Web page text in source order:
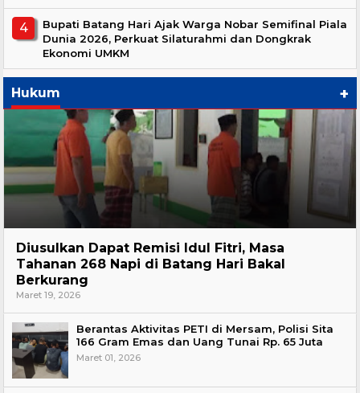
Bupati Batang Hari Ajak Warga Nobar Semifinal Piala
Dunia 2026, Perkuat Silaturahmi dan Dongkrak
Ekonomi UMKM
Hukum +
Diusulkan Dapat Remisi Idul Fitri, Masa
Tahanan 268 Napi di Batang Hari Bakal
Berkurang
Maret 19, 2026
Berantas Aktivitas PETI di Mersam, Polisi Sita
166 Gram Emas dan Uang Tunai Rp. 65 Juta
Maret 01, 2026